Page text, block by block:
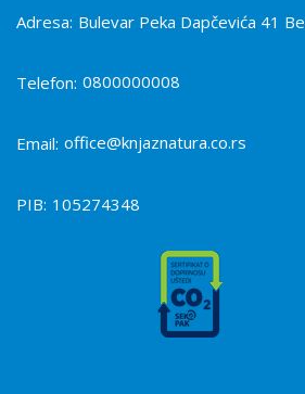
Adresa: Bulevar Peka Dapčevića 41
Telefon: 0800000008
Email: office@knjaznatura.co.rs
PIB: 105274348